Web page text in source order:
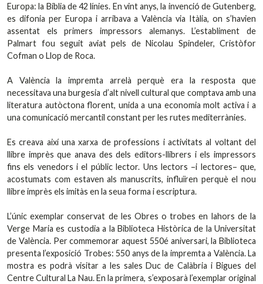
Europa: la Bíblia de 42 línies. En vint anys, la invenció de Gutenberg,
es difonia per Europa i arribava a València via Itàlia, on s’havien
assentat els primers impressors alemanys. L’establiment de
Palmart fou seguit aviat pels de Nicolau Spindeler, Cristòfor
Cofman o Llop de Roca.
A València la impremta arrelà perquè era la resposta que
necessitava una burgesia d’alt nivell cultural que comptava amb una
literatura autòctona florent, unida a una economia molt activa i a
una comunicació mercantil constant per les rutes mediterrànies.
Es creava així una xarxa de professions i activitats al voltant del
llibre imprès que anava des dels editors-llibrers i els impressors
fins els venedors i el públic lector. Uns lectors –i lectores– que,
acostumats com estaven als manuscrits, influïren perquè el nou
llibre imprès els imitàs en la seua forma i escriptura.
L’únic exemplar conservat de les Obres o trobes en lahors de la
Verge Maria es custodia a la Biblioteca Històrica de la Universitat
de València. Per commemorar aquest 550é aniversari, la Biblioteca
presenta l’exposició Trobes: 550 anys de la impremta a València. La
mostra es podrà visitar a les sales Duc de Calàbria i Bigues del
Centre Cultural La Nau. En la primera, s’exposarà l’exemplar original